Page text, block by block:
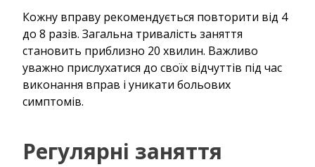
Кожну вправу рекомендується повторити від 4
до 8 разів. Загальна тривалість заняття
становить приблизно 20 хвилин. Важливо
уважно прислухатися до своїх відчуттів під час
виконання вправ і уникати больових
симптомів.
Регулярні заняття